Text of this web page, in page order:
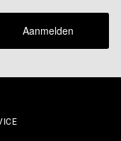
Aanmelden